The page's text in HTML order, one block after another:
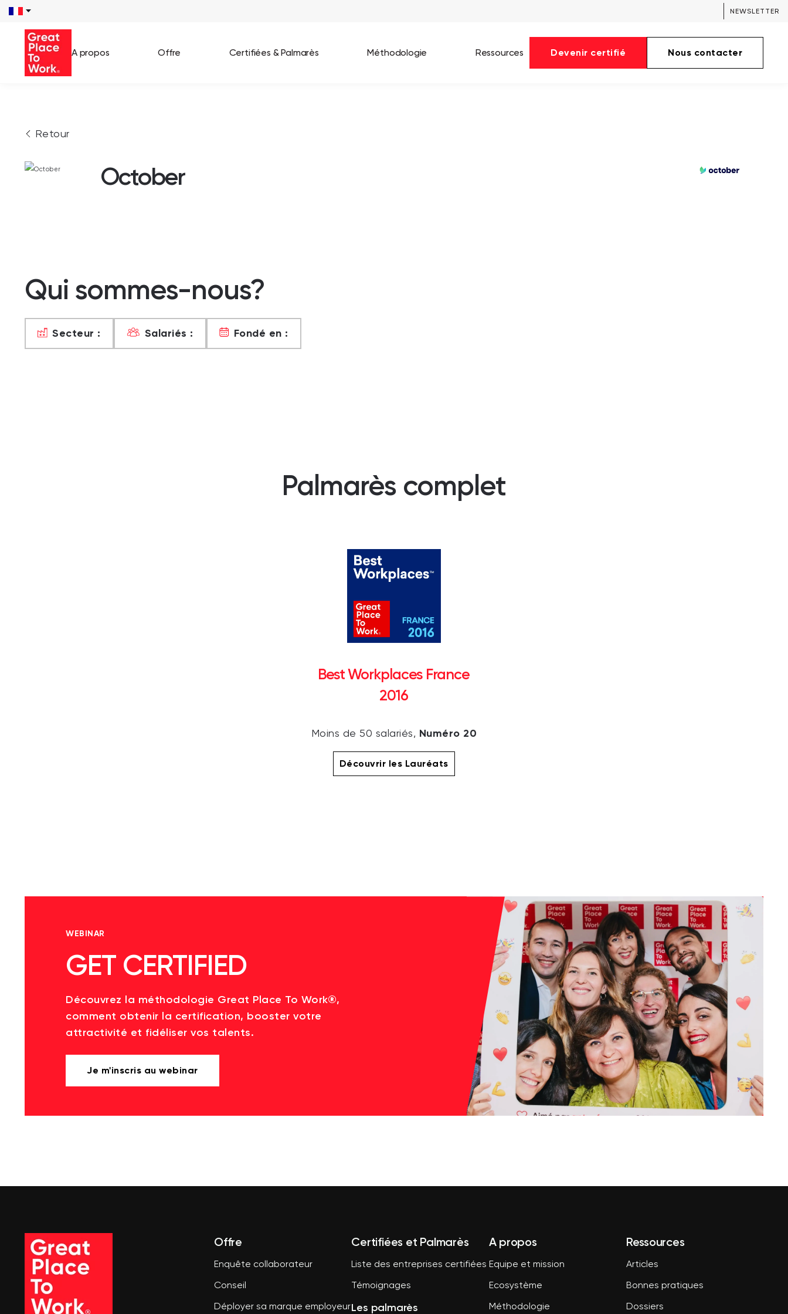
NEWSLETTER
A propos Offre Certifiées & Palmarès Méthodologie Ressources Devenir certifié Nous contacter
Retour
October
Qui sommes-nous?
Secteur : Salariés : Fondé en :
Palmarès complet
Best Workplaces France
2016
Moins de 50 salariés, Numéro 20
Découvrir les Lauréats
WEBINAR
GET CERTIFIED
Découvrez la méthodologie Great Place To Work®,
comment obtenir la certification, booster votre
attractivité et fidéliser vos talents.
Je m'inscris au webinar
Offre
Enquête collaborateur
Conseil
Déployer sa marque employeur
Certifiées et Palmarès
Liste des entreprises certifiées
Témoignages
Les palmarès
A propos
Equipe et mission
Ecosystème
Méthodologie
Ressources
Articles
Bonnes pratiques
Dossiers